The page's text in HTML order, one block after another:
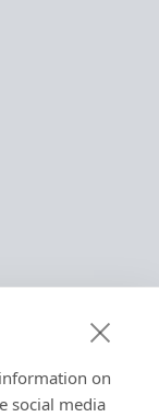
on
social media